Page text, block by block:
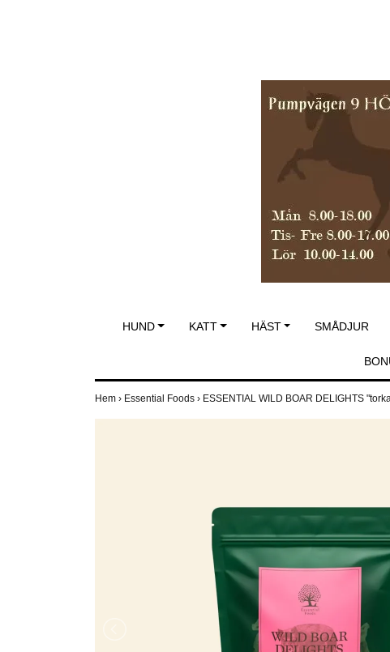
HUND KATT HÄST SMÅDJUR
Hem › Essential Foods › ESSENTIAL WILD BOAR DELIGHTS